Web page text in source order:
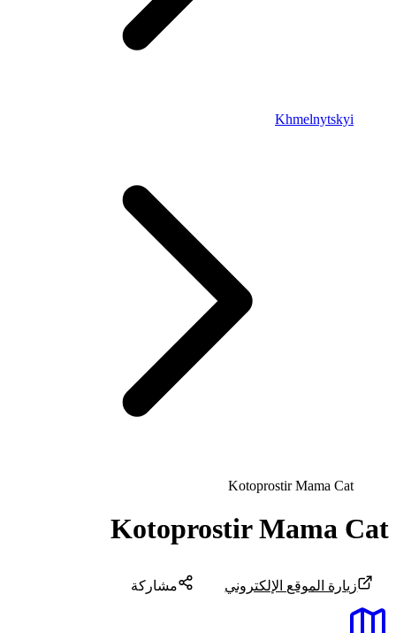
Khmelnytskyi
Kotoprostir Mama Cat
Kotoprostir Mama Cat
زيارة الموقع الإلكتروني مشاركة